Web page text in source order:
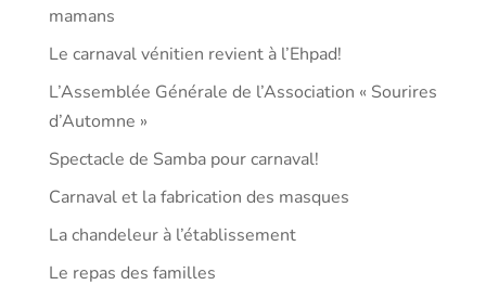
mamans
Le carnaval vénitien revient à l’Ehpad!
L’Assemblée Générale de l’Association « Sourires
d’Automne »
Spectacle de Samba pour carnaval!
Carnaval et la fabrication des masques
La chandeleur à l’établissement
Le repas des familles